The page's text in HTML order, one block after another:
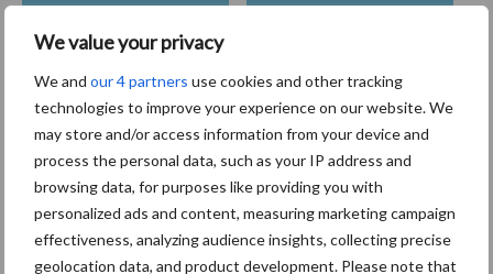
We value your privacy
We and our 4 partners use cookies and other tracking
technologies to improve your experience on our website. We
may store and/or access information from your device and
process the personal data, such as your IP address and
browsing data, for purposes like providing you with
personalized ads and content, measuring marketing campaign
effectiveness, analyzing audience insights, collecting precise
geolocation data, and product development. Please note that
Primaire
Sidebar
Recent nieuws Partner nieuws
Toon meer